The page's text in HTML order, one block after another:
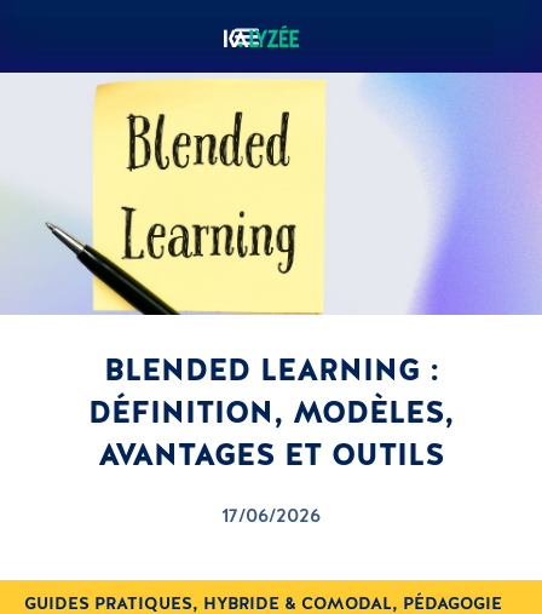
BLENDED LEARNING :
DÉFINITION, MODÈLES,
AVANTAGES ET OUTILS
17/06/2026
GUIDES PRATIQUES, HYBRIDE & COMODAL, PÉDAGOGIE